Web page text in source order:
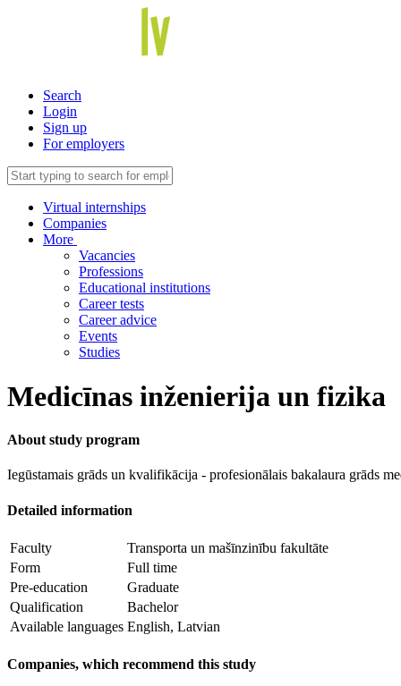
Search
Login
Sign up
For employers
Virtual internships
Companies
More
Vacancies
Professions
Educational institutions
Career tests
Career advice
Events
Studies
Medicīnas inženierija un fizika
About study program
Iegūstamais grāds un kvalifikācija - profesionālais bakalaura grāds
Detailed information
Faculty
Transporta un mašīnzinību fakultāte
Form
Full time
Pre-education
Graduate
Qualification
Bachelor
Available languages English, Latvian
Companies, which recommend this study